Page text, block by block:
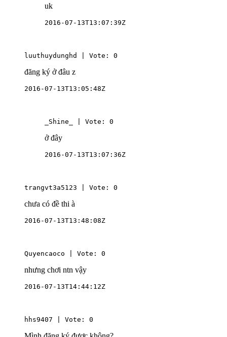
uk
2016-07-13T13:07:39Z
luuthuydunghd | Vote: 0
đăng ký ở đâu z
2016-07-13T13:05:48Z
_Shine_ | Vote: 0
ở đây
2016-07-13T13:07:36Z
trangvt3a5123 | Vote: 0
chưa có đề thi à
2016-07-13T13:48:08Z
Quyencaoco | Vote: 0
nhưng chơi ntn vậy
2016-07-13T14:44:12Z
hhs9407 | Vote: 0